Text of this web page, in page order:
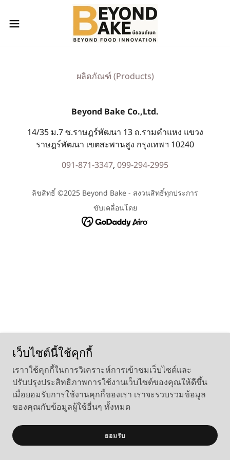
ผลิตภัณฑ์ (Products)
Beyond Bake Co.,Ltd.
14/35 ม.7 ซ.ราษฎร์พัฒนา 13 ถ.รามคำแหง แขวง
ราษฎร์พัฒนา เขตสะพานสูง กรุงเทพฯ 10240
091-871-3347, 099-294-2995
ลิขสิทธิ์ ©2025 Beyond Bake - สงวนสิทธิ์ทุกประการ
ขับเคลื่อนโดย
เว็บไซต์นี้ใช้คุกกี้
เราาใช้คุกกี้ในการวิเคราะห์การเข้าชมเว็บไซต์และ
ปรับปรุงประสิทธิภาพการใช้งานเว็บไซต์ของคุณให้ดีขึ้น
เมื่อยอมรับการใช้งานคุกกี้ของเรา เราจะรวบรวมข้อมูล
ของคุณกับข้อมูลผู้ใช้อื่นๆ ทั้งหมด
ยอมรับ